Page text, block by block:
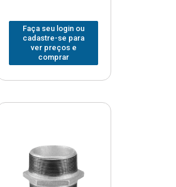
Faça seu login ou
cadastre-se para
ver preços e
comprar